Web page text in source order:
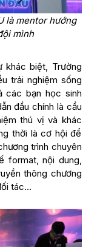
là mentor hướng
mình
khác biệt, Trường
trải nghiệm sống
các bạn học sinh
đầu chính là cầu
thú vị và khác
thời là cơ hội để
trình chuyên
format, nội dung,
thông chương
tác…